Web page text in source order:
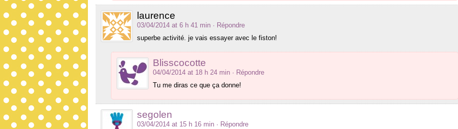
laurence
03/04/2014 at 6 h 41 min · Répondre
superbe activité. je vais essayer avec le fiston!
Blisscocotte
04/04/2014 at 18 h 24 min · Répondre
Tu me diras ce que ça donne!
segolen
03/04/2014 at 15 h 16 min · Répondre